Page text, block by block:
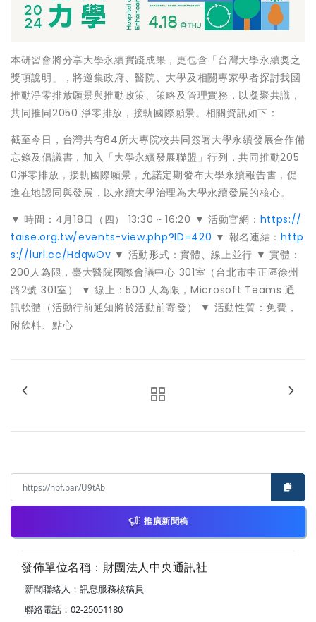
本研習會將分享大學永續實踐成果，更包含「台灣大學永續獎之
獎項說明」，將邀集政府、醫院、大學及相關專家學者探討我國
推動淨零排放願景與推動政策、策略及管理實務，以凝聚共識，
共同推同2050 淨零排放，接軌國際願景。相關資訊如下：
截至今日，台灣共有64所大專院校共同簽署大學永續發展合作備
忘錄及倡議書，加入「大學永續發展聯盟」行列，共同推動205
0淨零排放，接軌國際願景，允諾定期發布大學永續報告書，促
進在地認同與發展，以永續大學治理為大學永續發展的核心。
▼ 時間：4月18日（四） 13:30 ~ 16:20 ▼ 活動官網： https://
taise.org.tw/events-view.php?ID=420 ▼ 報名連結：http
s://lurl.cc/HdqwOv ▼ 活動形式：實體、線上並行 ▼ 實體：
200人為限，臺大醫院國際會議中心 301室（台北市中正區徐州
路2號 301室） ▼ 線上：500 人為限，Microsoft Teams 通
訊軟體（活動行前通知將於活動前寄發） ▼ 活動性質：免費，
附飲料、點心
推廣新聞稿
發佈單位名稱：財團法人中央通訊社
新聞聯絡人：訊息服務核稿員
聯絡電話：02-25051180